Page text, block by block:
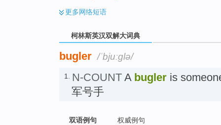
更多网络短语
柯林斯英汉双解大词典
bugler /ˈbjuːglə/
1. N-COUNT A bugler is
军号手
双语例句 权威例句